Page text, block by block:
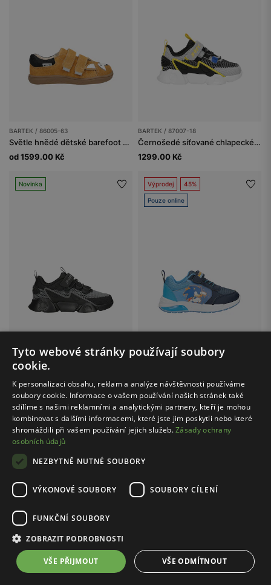
BARTEK / 86005-63
Světle hnědé dětské barefoot boty s lišákem
od 1599.00 Kč
BARTEK / 87007-18
Černošedé síťované chlapecké tenisky se žlutými prvky BARTEK 87007-18
1299.00 Kč
Novinka
BARTEK / 87007-11
1299.00 Kč
Výprodej 45%
Pouze online
Cena s kódem FINAL20:od 575.20
BARTEK / 87060-16
od 719.00 Kč
Nejnižší cena: 1199.00 Kč
1 ...
Boty pro kluky každého věku
Asi žádný kluk si neodpustí pobíhání s kamarády, řádění na
Tyto webové stránky používají soubory
cookie.
K personalizaci obsahu, reklam a analýze návštěvnosti používáme
soubory cookie. Informace o vašem používání našich stránek také
sdílíme s našimi reklamními a analytickými partnery, kteří je mohou
kombinovat s dalšími informacemi, které jste jim poskytli nebo které
shromáždili při vašem používání jejich služeb.Zásady ochrany
osobních údajů
NEZBYTNĚ NUTNÉ SOUBORY
VÝKONOVÉ SOUBORY SOUBORY CÍLENÍ
FUNKČNÍ SOUBORY
ZOBRAZIT PODROBNOSTI
VŠE PŘIJMOUT VŠE ODMÍTNOUT